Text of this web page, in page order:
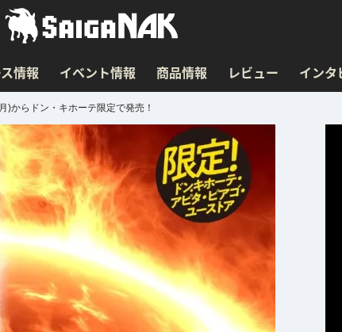
情報 イベント情報 商品情報 レビュー インタ
からドン・キホーテ限定で発売！